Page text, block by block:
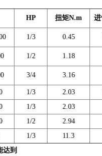
HP 扭矩N.m
1/3 0.45
1/2 1.18
3/4 3.16
1/3 2.03
1/3
2.03
1/2
2.94
1/3
11.3
达到